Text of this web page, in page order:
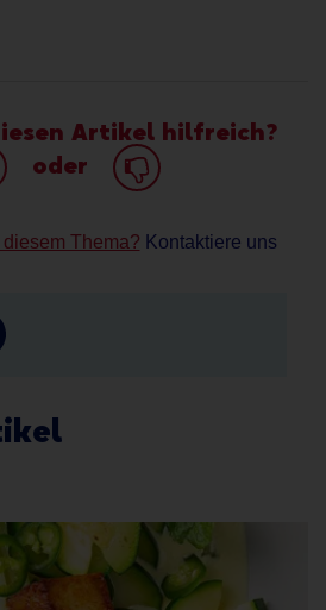
Artikel hilfreich?
oder
Thema? Kontaktiere uns